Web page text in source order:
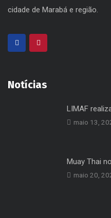
cidade de Marabá e região.
Notícias
LIMAF
maio 13,
Muay Thai
maio 20,